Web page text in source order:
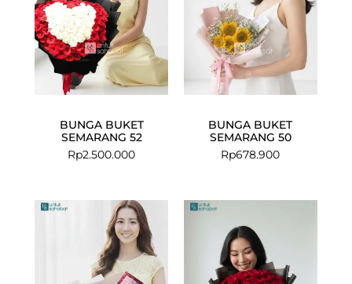
BUNGA BUKET
SEMARANG 52
Rp2.500.000
BUNGA BUKET
SEMARANG 50
Rp678.900